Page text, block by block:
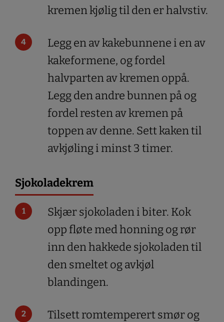
kremen kjølig til den er halvstiv.
Legg en av kakebunnene i en av
kakeformene, og fordel
halvparten av kremen oppå.
Legg den andre bunnen på og
fordel resten av kremen på
toppen av denne. Sett kaken til
avkjøling i minst 3 timer.
Sjokoladekrem
Skjær sjokoladen i biter. Kok
opp fløte med honning og rør
inn den hakkede sjokoladen til
den smeltet og avkjøl
blandingen.
Tilsett romtemperert smør og